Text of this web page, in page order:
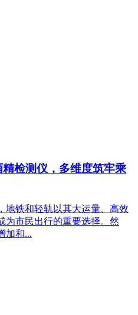
检测仪，多维度筑牢乘
地铁和轻轨以其大运量、高效
为市民出行的重要选择。然
加和...